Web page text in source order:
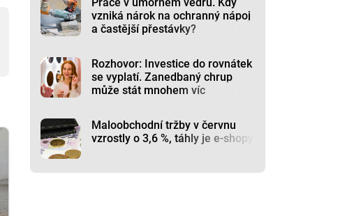
vzniká nárok na ochranný nápoj
a častější přestávky?
Rozhovor: Investice do rovnátek
se vyplatí. Zanedbaný chrup
může stát mnohem víc
Maloobchodní tržby v červnu
vzrostly o 3,6 %, táhly je e-shopy